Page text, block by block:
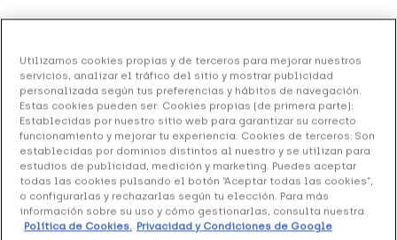
22.35 €
Sin stock
+ 45 puntos Healthies
La Carmela Loción Capilares una loción de aplicación
capilar que ayuda a fortalecer el cuero cabelludo y a
cuidar el cabello.
Formato spray 150 ml.
Utilizamos cookies propias y de terceros para mejorar nuestros
servicios, analizar el tráfico del sitio y mostrar publicidad
personalizada según tus preferencias y hábitos de navegación.
Estas cookies pueden ser: Cookies propias (de primera parte):
Establecidas por nuestro sitio web para garantizar su correcto
funcionamiento y mejorar tu experiencia. Cookies de terceros: Son
establecidas por dominios distintos al nuestro y se utilizan para
estudios de publicidad, medición y marketing. Puedes aceptar
todas las cookies pulsando el botón “Aceptar todas las cookies”,
o configurarlas y rechazarlas según tu elección. Para más
información sobre su uso y cómo gestionarlas, consulta nuestra
Política de Cookies. Privacidad y Condiciones de Google